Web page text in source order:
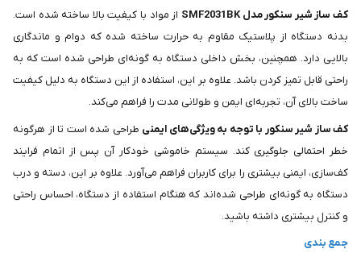
کف ساز شیر سنکور مدل SMF2031BK
از مواد با کیفیت بالا ساخته شده است.
بدنه دستگاه از پلاستیک مقاوم به حرارت ساخته شده که دوام و ماندگاری
بالایی دارد. همچنین، بخش داخلی دستگاه به گونه‌ای طراحی شده است که به
راحتی قابل تمیز کردن باشد. علاوه بر این، استفاده از این دستگاه به دلیل کیفیت
ساخت بالای آن، تجربه‌ای ایمن و طولانی مدت را فراهم می‌کند.
کف ساز شیر سنکور با توجه به ویژگی‌های ایمنی طراحی شده است تا از هرگونه
خطر احتمالی جلوگیری کند. سیستم خاموشی خودکار آن پس از اتمام فرایند
کف‌سازی، ایمنی بیشتری را برای کاربران فراهم می‌آورد. علاوه بر این، دسته و درب
دستگاه به گونه‌ای طراحی شده‌اند که هنگام استفاده از دستگاه، احساس راحتی
و کنترل بیشتری داشته باشید.
جمع بندی